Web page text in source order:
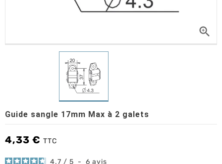

Guide sangle 17mm Max à 2 galets
4,33 € TTC
4.7 / 5 - 6 avis